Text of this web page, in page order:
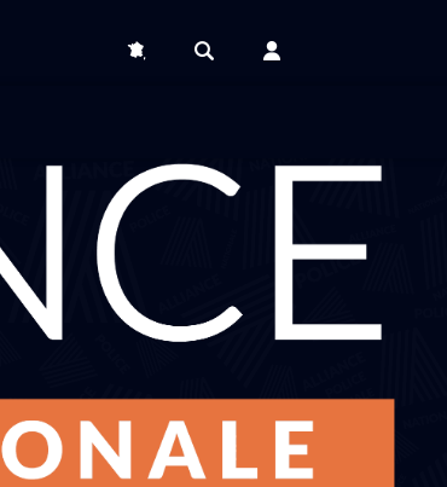
Région Bourgogne